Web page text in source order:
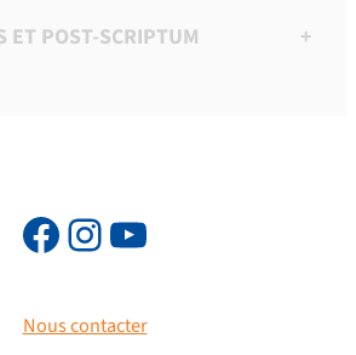
ET POST-SCRIPTUM +
Nous contacter